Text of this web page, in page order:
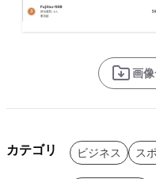
画
カテゴリ ビジネス ス